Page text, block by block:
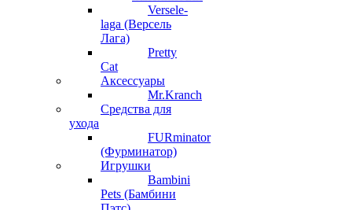
Versele-
laga (Версель
Лага)
Pretty
Cat
Аксессуары
Mr.Kranch
Средства для
ухода
FURminator
(Фурминатор)
Игрушки
Bambini
Pets (Бамбини